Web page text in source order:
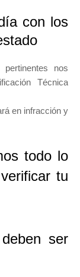
con los
nos
Técnica
en infracción y
todo lo
tu
ser